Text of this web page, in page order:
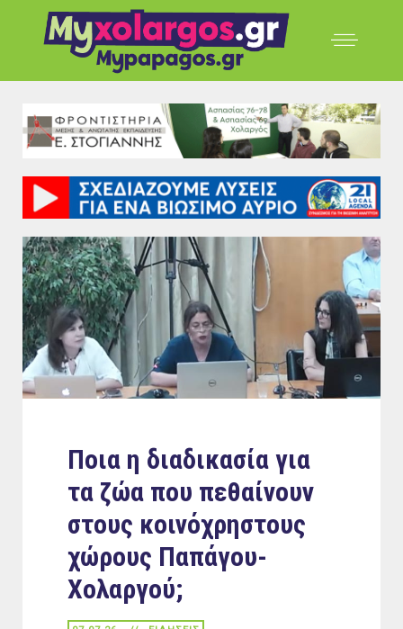
Ποια η διαδικασία για
τα ζώα που πεθαίνουν
στους κοινόχρηστους
χώρους Παπάγου-
Χολαργού;